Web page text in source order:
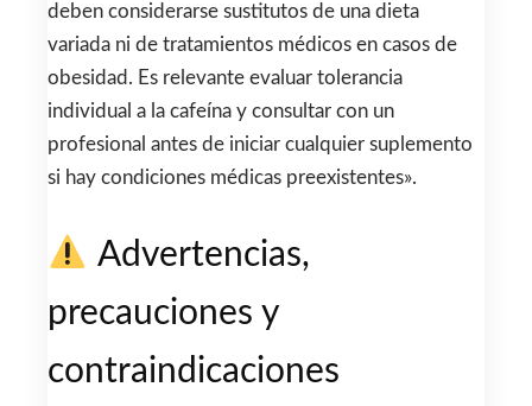
deben considerarse sustitutos de una dieta
variada ni de tratamientos médicos en casos de
obesidad. Es relevante evaluar tolerancia
individual a la cafeína y consultar con un
profesional antes de iniciar cualquier suplemento
si hay condiciones médicas preexistentes».
Advertencias,
precauciones y
contraindicaciones